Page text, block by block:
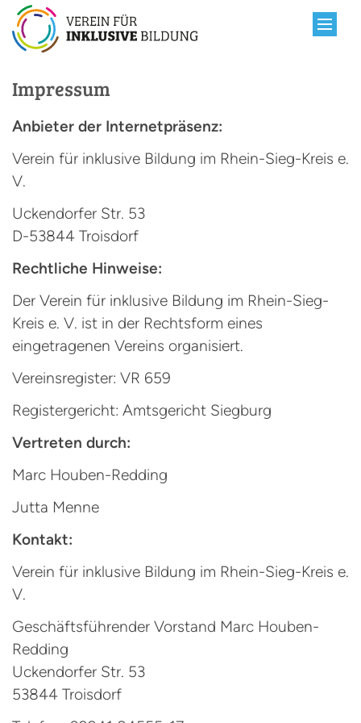
Zum Inhalt springen
Impressum
Anbieter der Internetpräsenz:
Verein für inklusive Bildung im Rhein-Sieg-Kreis e.
V.
Uckendorfer Str. 53
D-53844 Troisdorf
Rechtliche Hinweise:
Der Verein für inklusive Bildung im Rhein-Sieg-
Kreis e. V. ist in der Rechtsform eines
eingetragenen Vereins organisiert.
Vereinsregister: VR 659
Registergericht: Amtsgericht Siegburg
Vertreten durch:
Marc Houben-Redding
Jutta Menne
Kontakt:
Verein für inklusive Bildung im Rhein-Sieg-Kreis e.
V.
Geschäftsführender Vorstand Marc Houben-
Redding
Uckendorfer Str. 53
53844 Troisdorf